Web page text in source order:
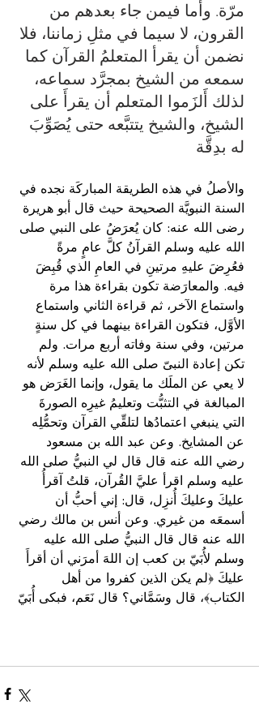
مرّة. وأما فيمن جاء بعدهم من
القرون، لا سيما في مثلِ زماننا، فلا
نضمن أن يقرأ المتعلمُ القرآن كما
سمعه من الشيخ بمجرَّد سماعه،
لذلك أَلزَموا المتعلم أن يقرأَ على
الشيخ، والشيخ يتتبَّعه حتى يُصَوِّبَ
له بدِقَّة
والأصلُ في هذه الطريقة المباركَة نجده في
السنة النبويَّة الصحيحة حيث قال أبو هريرة
رضى الله عنه: كان يُعرَضُ على النبي صلى
الله عليه وسلم القرآنُ كلَّ عامٍ مرةً
فعُرِضَ عليهِ مرتينِ في العامِ الذي قُبِضَ
فيه. والمعارَضة تكون بقراءة هذا مرة
واستماع الآخر، ثم قراءة الثاني واستماع
الأوَّل، فتكون القراءة بينهما في كل سنةٍ
مرتين، وفي سنة وفاته أربع مرات. ولم
تكن إعادة النبىّ صلى الله عليه وسلم لأنه
لا يعي عن الملَك ما يقول، وإنما الغَرَض هو
المبالغة في التثبُّت وتعليمُ غيرِه الصورةَ
التي ينبغي اعتمادُها لتلقِّي القرآن وتحمُّلِه
عن المشايخ. وعن عبد الله بن مسعود
رضي الله عنه قال قال لي النبيُّ صلى الله
عليه وسلم اقرأ عليَّ القُرآن، قلتُ آقرأُ
عليكَ وعليكَ أُنزِل، قال: إني أحبُّ أن
أسمعَه من غيري. وعن أنس بن مالك رضي
الله عنه قال قال النبيُّ صلى الله عليه
وسلم لأُبَيّ بن كعب إن اللهَ أمرَني أن أقرأَ
عليكَ ﴿لم يكن الذين كفروا من أهل
الكتاب﴾، قال وسَمَّاني؟ قال نَعَم، فبكى أُبَيّ